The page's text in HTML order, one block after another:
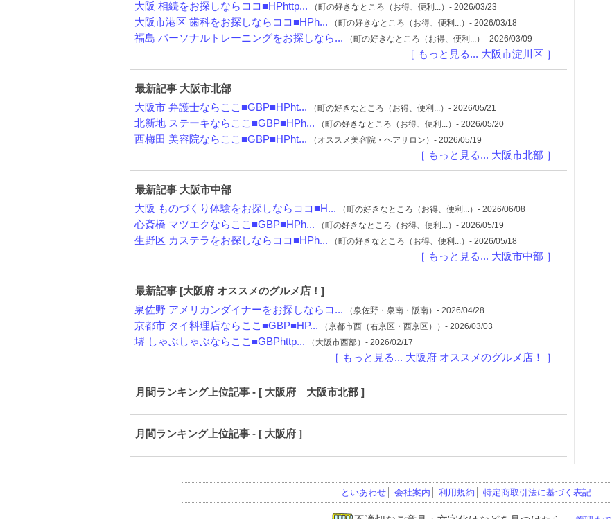
大阪 相続をお探しならココ■HPhttp... （町の好きなところ（お得、便利...）- 2026/03/23
大阪市港区 歯科をお探しならココ■HPh... （町の好きなところ（お得、便利...）- 2026/03/18
福島 パーソナルトレーニングをお探しなら... （町の好きなところ（お得、便利...）- 2026/03/09
［ もっと見る... 大阪市淀川区 ］
最新記事 大阪市北部
大阪市 弁護士ならここ■GBP■HPht... （町の好きなところ（お得、便利...）- 2026/05/21
北新地 ステーキならここ■GBP■HPh... （町の好きなところ（お得、便利...）- 2026/05/20
西梅田 美容院ならここ■GBP■HPht... （オススメ美容院・ヘアサロン）- 2026/05/19
［ もっと見る... 大阪市北部 ］
最新記事 大阪市中部
大阪 ものづくり体験をお探しならココ■H... （町の好きなところ（お得、便利...）- 2026/06/08
心斎橋 マツエクならここ■GBP■HPh... （町の好きなところ（お得、便利...）- 2026/05/19
生野区 カステラをお探しならココ■HPh... （町の好きなところ（お得、便利...）- 2026/05/18
［ もっと見る... 大阪市中部 ］
最新記事 [大阪府 オススメのグルメ店！]
泉佐野 アメリカンダイナーをお探しならコ... （泉佐野・泉南・阪南）- 2026/04/28
京都市 タイ料理店ならここ■GBP■HP... （京都市西（右京区・西京区））- 2026/03/03
堺 しゃぶしゃぶならここ■GBPhttp... （大阪市西部）- 2026/02/17
［ もっと見る... 大阪府 オススメのグルメ店！ ］
月間ランキング上位記事 - [ 大阪府 大阪市北部 ]
月間ランキング上位記事 - [ 大阪府 ]
といあわせ│ 会社案内 利用規約 特定商取引法に基づく表記